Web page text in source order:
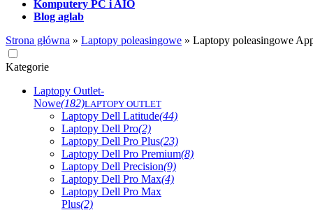
Komputery PC i AIO
Blog aglab
Strona główna » Laptopy poleasingowe » Laptopy poleasingowe
Kategorie
Laptopy Outlet-
Nowe(182)LAPTOPY OUTLET
Laptopy Dell Latitude(44)
Laptopy Dell Pro(2)
Laptopy Dell Pro Plus(23)
Laptopy Dell Pro Premium(8)
Laptopy Dell Precision(9)
Laptopy Dell Pro Max(4)
Laptopy Dell Pro Max
Plus(2)